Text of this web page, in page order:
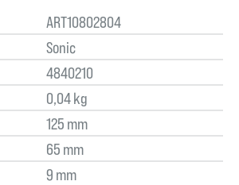
ART10802804
Sonic
4840210
0,04 kg
125 mm
65 mm
9 mm